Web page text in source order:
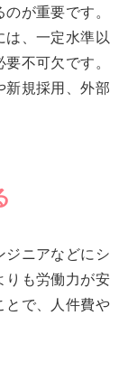
が重要です。
は、一定水準以
不可欠です。
新規採用、外部
ジニアなどにシ
りも労働力が安
とで、人件費や